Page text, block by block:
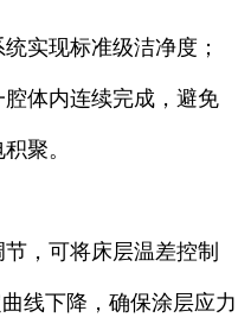
实现标准级洁净度；
体内连续完成，避免
聚。
，可将床层温差控制
线下降，确保涂层应力